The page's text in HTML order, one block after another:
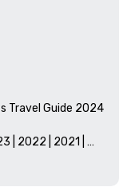
Travel Guide 2024
| 2022 | 2021 |
l'ouverture)